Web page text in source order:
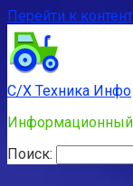
Перейти к
С/Х Техника Инфо
Информационный
Поиск: